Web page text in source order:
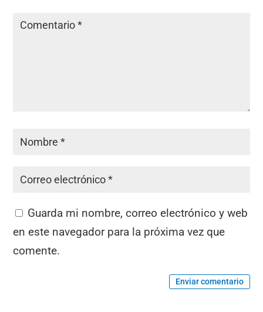
Guarda mi nombre, correo electrónico y web
en este navegador para la próxima vez que
comente.
Enviar comentario